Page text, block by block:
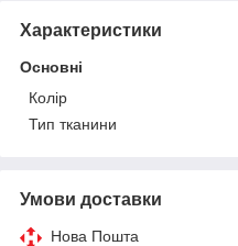
Характеристики
Основні
Колір
Тип тканини
Умови доставки
Нова Пошта